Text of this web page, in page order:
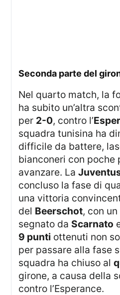
seconda parte del
Nel quarto match, la formazione di Gridel
ha subito un’altra
per 2-0, contro l’
squadra tunisina ha
difficile da battere,
bianconeri con poche
avanzare. La
concluso la fase di
una vittoria
del Beerschot, con
segnato da Scarnato
9 punti ottenuti non
per passare alla fase
squadra ha chiuso al
girone, a causa della
contro l’Esperance.